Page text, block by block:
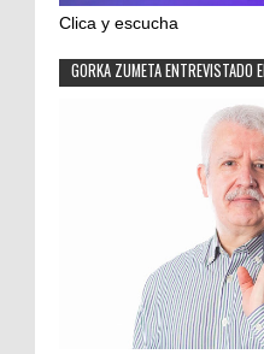
Clica y escucha
GORKA ZUMETA ENTREVISTADO